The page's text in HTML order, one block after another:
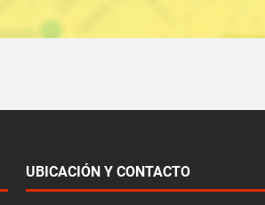
UBICACIÓN Y CONTACTO